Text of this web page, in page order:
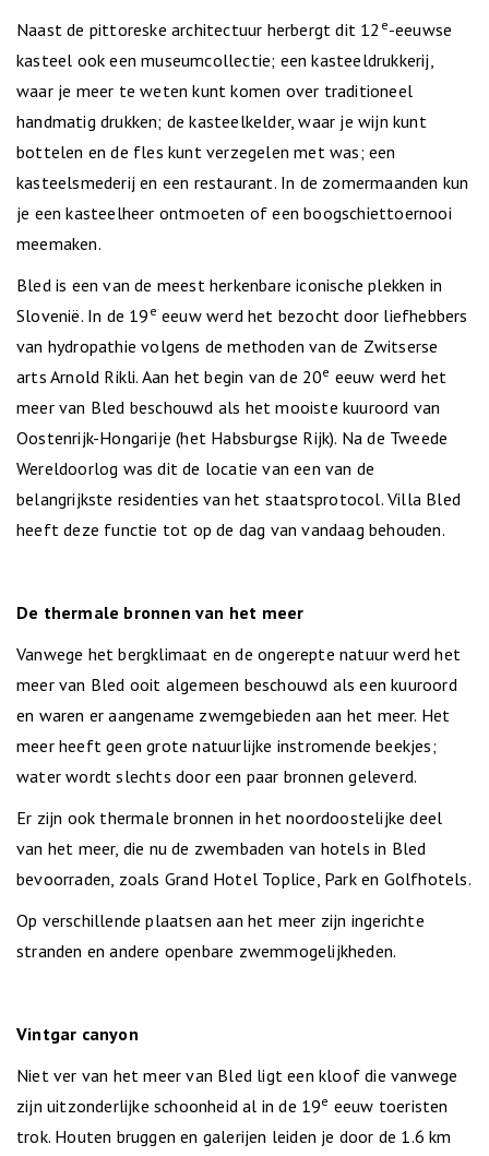
Naast de pittoreske architectuur herbergt dit 12 e-eeuwse
kasteel ook een museumcollectie; een kasteeldrukkerij,
waar je meer te weten kunt komen over traditioneel
handmatig drukken; de kasteelkelder, waar je wijn kunt
bottelen en de fles kunt verzegelen met was; een
kasteelsmederij en een restaurant. In de zomermaanden kun
je een kasteelheer ontmoeten of een boogschiettoernooi
meemaken.
Bled is een van de meest herkenbare iconische plekken in
Slovenië. In de 19 e eeuw werd het bezocht door liefhebbers
van hydropathie volgens de methoden van de Zwitserse
arts Arnold Rikli. Aan het begin van de 20e eeuw werd het
meer van Bled beschouwd als het mooiste kuuroord van
Oostenrijk-Hongarije (het Habsburgse Rijk). Na de Tweede
Wereldoorlog was dit de locatie van een van de
belangrijkste residenties van het staatsprotocol. Villa Bled
heeft deze functie tot op de dag van vandaag behouden.
De thermale bronnen van het meer
Vanwege het bergklimaat en de ongerepte natuur werd het
meer van Bled ooit algemeen beschouwd als een kuuroord
en waren er aangename zwemgebieden aan het meer. Het
meer heeft geen grote natuurlijke instromende beekjes;
water wordt slechts door een paar bronnen geleverd.
Er zijn ook thermale bronnen in het noordoostelijke deel
van het meer, die nu de zwembaden van hotels in Bled
bevoorraden, zoals Grand Hotel Toplice, Park en Golfhotels.
Op verschillende plaatsen aan het meer zijn ingerichte
stranden en andere openbare zwemmogelijkheden.
Vintgar canyon
Niet ver van het meer van Bled ligt een kloof die vanwege
zijn uitzonderlijke schoonheid al in de 19e eeuw toeristen
trok. Houten bruggen en galerijen leiden je door de 1.6 km